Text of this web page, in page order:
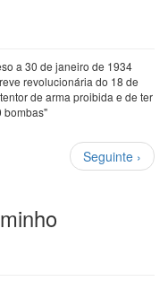
a 30 de janeiro de 1934
revolucionária do 18 de
de arma proibida e de ter
bombas"
Próxima
página
Seguinte ›